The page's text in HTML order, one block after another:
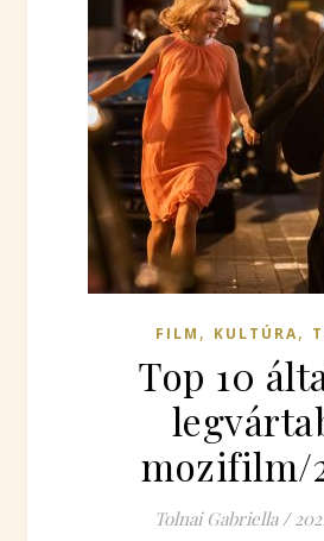
FILM , KULTÚRA,
Top 10
mozifilm/
Tolnai Gabriella /